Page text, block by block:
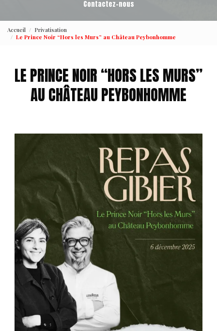
Contactez-nous
Accueil
Privatisation
Le Prince Noir “Hors les Murs” au Château Peybonhomme
LE PRINCE NOIR “HORS LES MURS”
AU CHÂTEAU PEYBONHOMME